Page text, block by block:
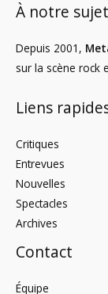
À notre sujet
Depuis 2001,
sur la scène rock
Liens
Critiques
Entrevues
Nouvelles
Spectacles
Archives
Contact
Équipe